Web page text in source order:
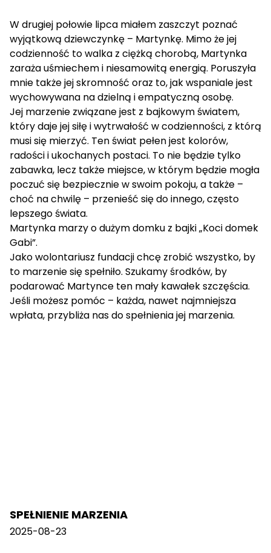
W drugiej połowie lipca miałem zaszczyt poznać
wyjątkową dziewczynkę – Martynkę. Mimo że jej
codzienność to walka z ciężką chorobą, Martynka
zaraża uśmiechem i niesamowitą energią. Poruszyła
mnie także jej skromność oraz to, jak wspaniale jest
wychowywana na dzielną i empatyczną osobę.
Jej marzenie związane jest z bajkowym światem,
który daje jej siłę i wytrwałość w codzienności, z którą
musi się mierzyć. Ten świat pełen jest kolorów,
radości i ukochanych postaci. To nie będzie tylko
zabawka, lecz także miejsce, w którym będzie mogła
poczuć się bezpiecznie w swoim pokoju, a także –
choć na chwilę – przenieść się do innego, często
lepszego świata.
Martynka marzy o dużym domku z bajki „Koci domek
Gabi”.
Jako wolontariusz fundacji chcę zrobić wszystko, by
to marzenie się spełniło. Szukamy środków, by
podarować Martynce ten mały kawałek szczęścia.
Jeśli możesz pomóc – każda, nawet najmniejsza
wpłata, przybliża nas do spełnienia jej marzenia.
SPEŁNIENIE MARZENIA
2025-08-23